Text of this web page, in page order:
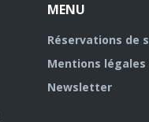
MENU
Réservations de
Mentions légales
Newsletter